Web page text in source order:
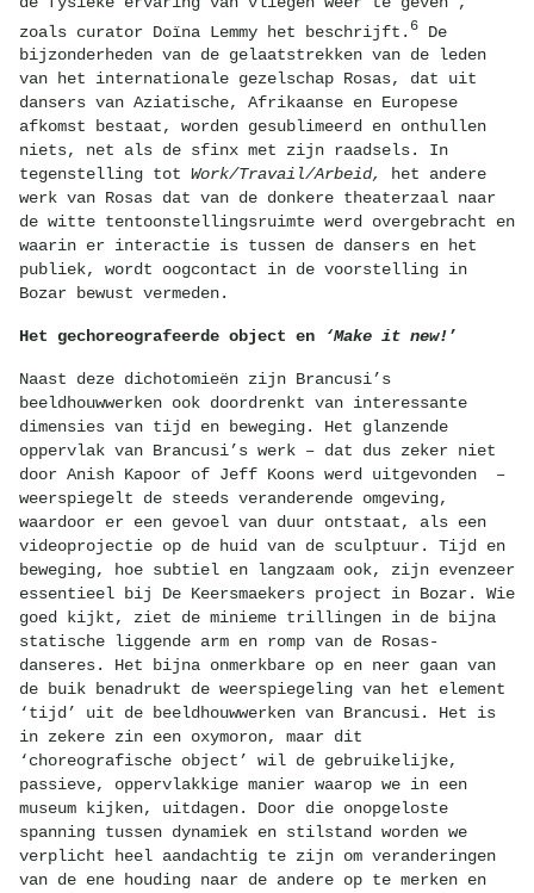
zoals curator Doïna Lemmy het beschrijft. 6De
bijzonderheden van de gelaatstrekken van de leden
van het internationale gezelschap Rosas, dat uit
dansers van Aziatische, Afrikaanse en Europese
afkomst bestaat, worden gesublimeerd en onthullen
niets, net als de sfinx met zijn raadsels. In
tegenstelling tot Work/Travail/Arbeid,
het andere
werk van Rosas dat van de donkere theaterzaal naar
de witte tentoonstellingsruimte werd overgebracht en
waarin er interactie is tussen de dansers en het
publiek, wordt oogcontact in de voorstelling in
Bozar bewust vermeden.
Het gechoreografeerde object en ‘Make it new!’
Naast deze dichotomieën zijn Brancusi’s
beeldhouwwerken ook doordrenkt van interessante
dimensies van tijd en beweging. Het glanzende
oppervlak van Brancusi’s werk – dat dus zeker niet
door Anish Kapoor of Jeff Koons werd uitgevonden –
weerspiegelt de steeds veranderende omgeving,
waardoor er een gevoel van duur ontstaat, als een
videoprojectie op de huid van de sculptuur. Tijd en
beweging, hoe subtiel en langzaam ook, zijn evenzeer
essentieel bij De Keersmaekers project in Bozar. Wie
goed kijkt, ziet de minieme trillingen in de bijna
statische liggende arm en romp van de Rosas-
danseres. Het bijna onmerkbare op en neer gaan van
de buik benadrukt de weerspiegeling van het element
‘tijd’ uit de beeldhouwwerken van Brancusi. Het is
in zekere zin een oxymoron, maar dit
‘choreografische object’ wil de gebruikelijke,
passieve, oppervlakkige manier waarop we in een
museum kijken, uitdagen. Door die onopgeloste
spanning tussen dynamiek en stilstand worden we
verplicht heel aandachtig te zijn om veranderingen
van de ene houding naar de andere op te merken en